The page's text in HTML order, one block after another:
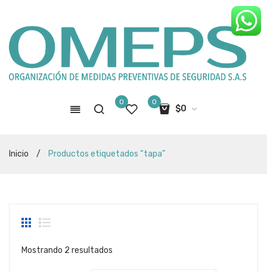
0 0
$0
compras
Inicio / Productos etiquetados “tapa”
Mostrando 2 resultados